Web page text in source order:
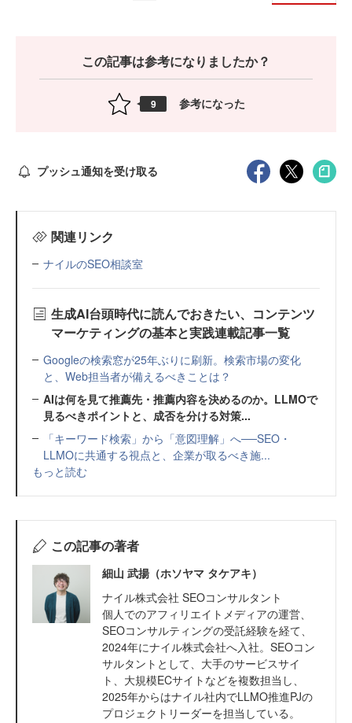
この記事は参考になりましたか？
9 参考になった
プッシュ通知を受け取る
関連リンク
ナイルのSEO相談室
生成AI台頭時代に読んでおきたい、コンテンツ
マーケティングの基本と実践連載記事一覧
Googleの検索窓が25年ぶりに刷新。検索市場の変化
と、Web担当者が備えるべきことは？
AIは何を見て推薦先・推薦内容を決めるのか。LLMOで
見るべきポイントと、成否を分ける対策...
「キーワード検索」から「意図理解」へ──SEO・
LLMOに共通する視点と、企業が取るべき施...
もっと読む
この記事の著者
細山 武揚（ホソヤマ タケアキ）
ナイル株式会社 SEOコンサルタント
個人でのアフィリエイトメディアの運営、
SEOコンサルティングの受託経験を経て、
2024年にナイル株式会社へ入社。SEOコン
サルタントとして、大手のサービスサイ
ト、大規模ECサイトなどを複数担当し、
2025年からはナイル社内でLLMO推進PJの
プロジェクトリーダーを担当している。